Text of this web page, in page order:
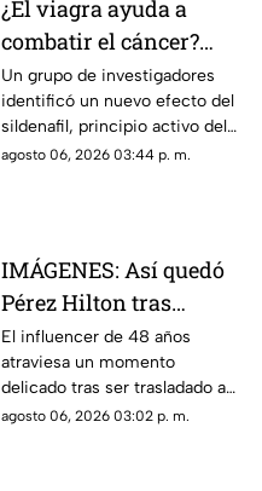
¿El viagra ayuda a
combatir el cáncer?
Estudio revela que
podría frenar la
metástasis
Un grupo de investigadores
identificó un nuevo efecto del
sildenafil, principio activo del
viagra, que podría cambiar su
agosto 06, 2026 03:44 p. m.
IMÁGENES: Así quedó
Pérez Hilton tras
agresiones durante en
vivo de TikTok
El influencer de 48 años
atraviesa un momento
delicado tras ser trasladado a
un hospital por cuerpos de
agosto 06, 2026 03:02 p. m.